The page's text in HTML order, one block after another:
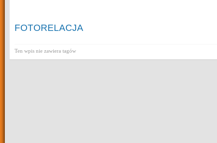
FOTORELACJA
Ten wpis nie zawiera tagów